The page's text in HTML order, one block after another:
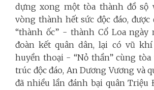
dựng xong một tòa thành đồ sộ
vòng thành hết sức độc đáo,
“thành ốc” - thành Cổ Loa ngày
đoàn kết quân dân, lại có vũ
huyền thoại - “Nỏ thần” cùng
trúc độc đáo, An Dương Vương và
đã nhiều lần đánh bại quân Triệu